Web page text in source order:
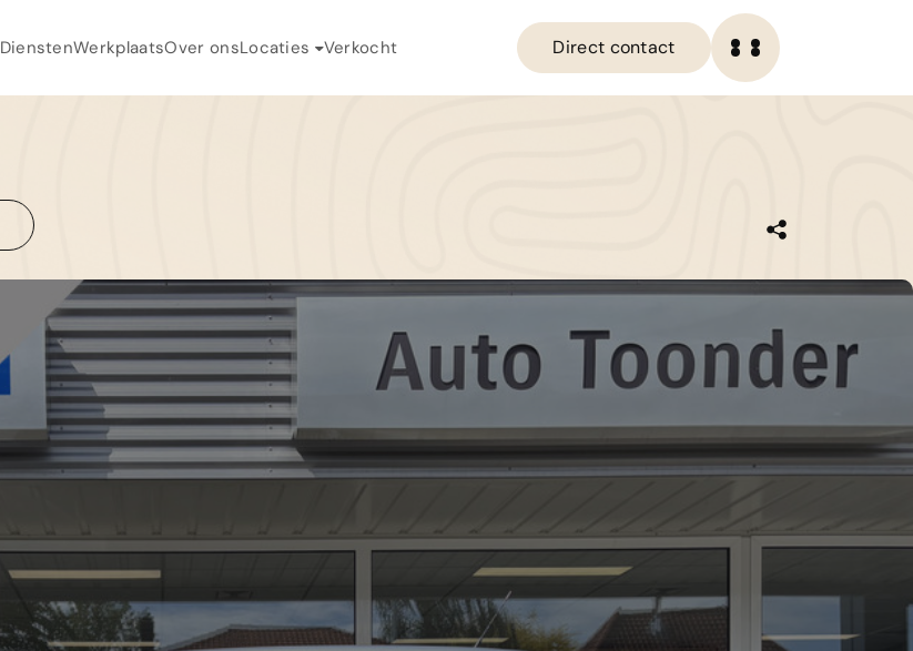
DienstenWerkplaatsOver onsLocaties Verkocht
Direct contact
HOME
OVER ONS
VERKOCHT
CONTACT
0111-658042
Algemeen:info@autolandegent.nl
De Roterij 22 4328 BA Burgh-